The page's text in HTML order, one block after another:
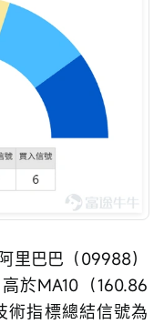
里巴巴（09988）
於MA10（160.86
術指標總結信號為